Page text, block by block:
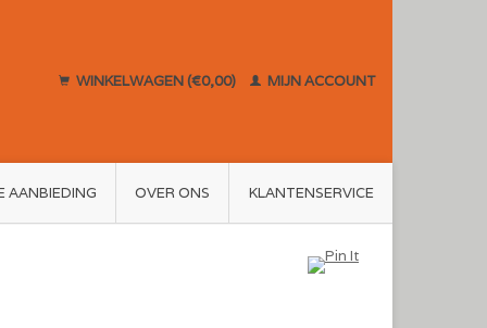
WINKELWAGEN (€0,00) MIJN ACCOUNT
AANBIEDING OVER ONS KLANTENSERVICE